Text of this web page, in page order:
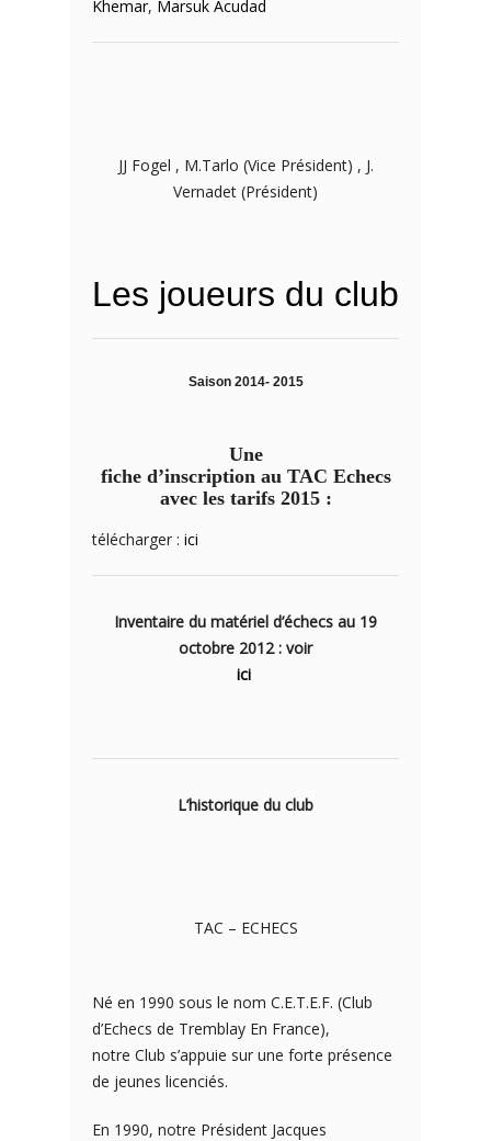
Khemar, Marsuk Acudad
JJ Fogel , M.Tarlo (Vice Président) , J.
Vernadet (Président)
Les joueurs du club
Saison 2014- 2015
Une
fiche d’inscription au TAC Echecs
avec les tarifs 2015 :
télécharger : ici
Inventaire du matériel d’échecs au 19
octobre 2012 : voir
ici
L’historique du club
TAC – ECHECS
Né en 1990 sous le nom C.E.T.E.F. (Club
d’Echecs de Tremblay En France),
notre Club s’appuie sur une forte présence
de jeunes licenciés.
En 1990, notre Président Jacques